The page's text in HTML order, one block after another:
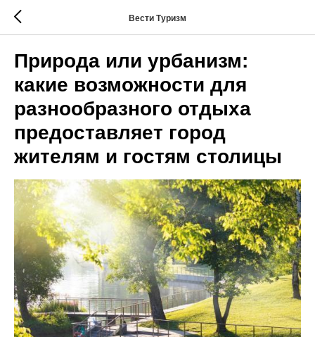
Вести Туризм
Природа или урбанизм:
какие возможности для
разнообразного отдыха
предоставляет город
жителям и гостям столицы